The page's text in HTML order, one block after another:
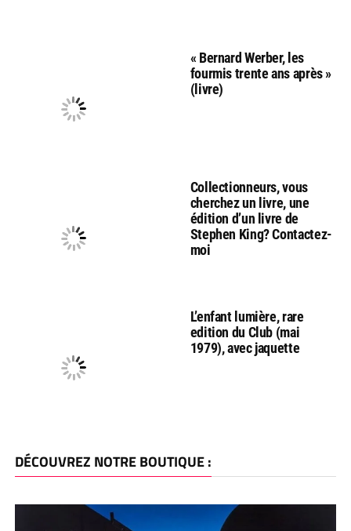
« Bernard Werber, les
fourmis trente ans après »
(livre)
Collectionneurs, vous
cherchez un livre, une
édition d’un livre de
Stephen King? Contactez-
moi
L’enfant lumière, rare
edition du Club (mai
1979), avec jaquette
DÉCOUVREZ NOTRE BOUTIQUE :